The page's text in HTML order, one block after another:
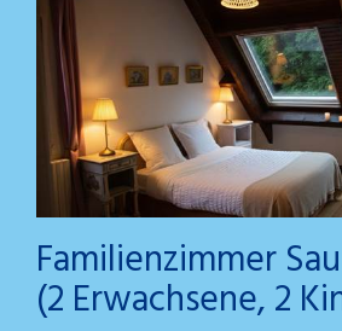
Familienzimmer
(2 Erwachsene, 2